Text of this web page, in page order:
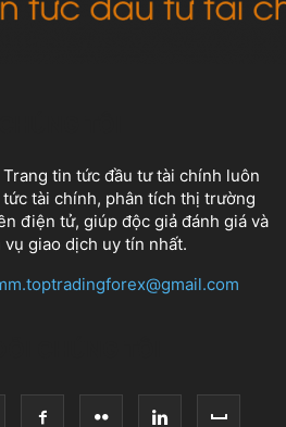
tin tức đầu tư tài chính luôn
tài chính, phân tích thị trường
điện tử, giúp độc giả đánh giá và
vụ giao dịch uy tín nhất.